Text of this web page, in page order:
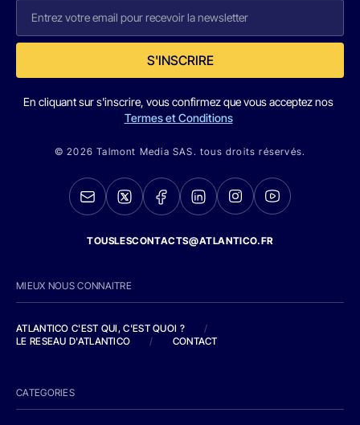
S'INSCRIRE
En cliquant sur s'inscrire, vous confirmez que vous acceptez nos
Termes et Conditions
© 2026 Talmont Media SAS. tous droits réservés.
TOUSLESCONTACTS@ATLANTICO.FR
MIEUX NOUS CONNAITRE
ATLANTICO C'EST QUI, C'EST QUOI ?
/
LE RESEAU D'ATLANTICO
/ CONTACT
CATEGORIES